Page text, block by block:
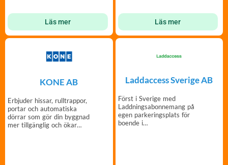
Läs mer Läs mer
KONE AB
Erbjuder hissar, rulltrappor,
portar och automatiska
dörrar som gör din byggnad
mer tillgänglig och ökar
Laddaccess Sverige AB
Först i Sverige med
Laddningsabonnemang på
egen parkerings­plats för
boende i